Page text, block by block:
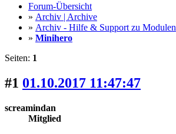
Forum-Übersicht
» Archiv | Archive
» Archiv - Hilfe & Support zu Modulen
» Minihero
Seiten: 1
#1 01.10.2017 11:47:47
screamindan
Mitglied